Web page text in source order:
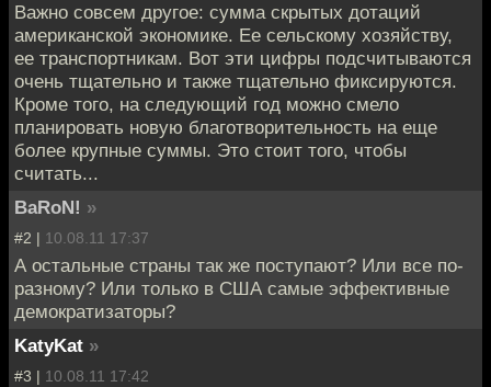
Важно совсем другое: сумма скрытых дотаций
американской экономике. Ее сельскому хозяйству,
ее транспортникам. Вот эти цифры подсчитываются
очень тщательно и также тщательно фиксируются.
Кроме того, на следующий год можно смело
планировать новую благотворительность на еще
более крупные суммы. Это стоит того, чтобы
считать...
BaRoN! »
#2 | 10.08.11 17:37
А остальные страны так же поступают? Или все по-
разному? Или только в США самые эффективные
демократизаторы?
KatyKat »
#3 | 10.08.11 17:42